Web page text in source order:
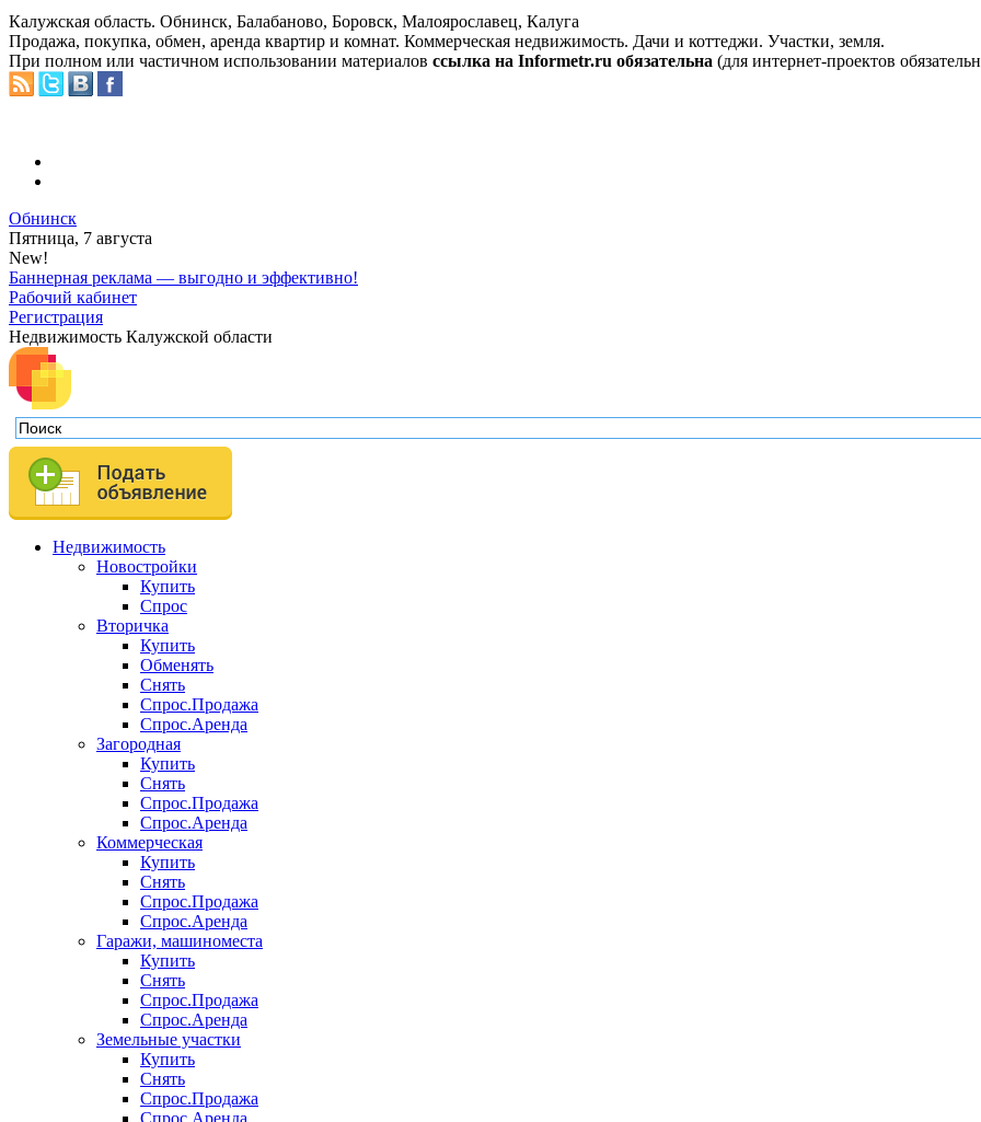
Калужская область. Обнинск, Балабаново, Боровск, Малоярославец, Калуга
Продажа, покупка, обмен, аренда квартир и комнат. Коммерческая недвижимость. Дачи и коттеджи. Участки, земля.
При полном или частичном использовании материалов ссылка на Informetr.ru обязательна (для интернет-проектов
Обнинск
Пятница, 7 августа
New!
Баннерная реклама — выгодно и эффективно!
Рабочий кабинет
Регистрация
Недвижимость Калужской области
Недвижимость
Новостройки
Купить
Спрос
Вторичка
Купить
Обменять
Снять
Спрос.Продажа
Спрос.Аренда
Загородная
Купить
Снять
Спрос.Продажа
Спрос.Аренда
Коммерческая
Купить
Снять
Спрос.Продажа
Спрос.Аренда
Гаражи, машиноместа
Купить
Снять
Спрос.Продажа
Спрос.Аренда
Земельные участки
Купить
Снять
Спрос.Продажа